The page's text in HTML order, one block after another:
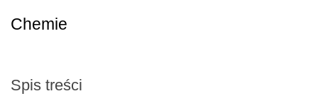
Chemie
Spis treści